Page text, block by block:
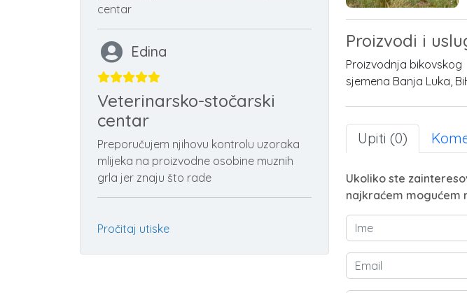
centar
Edina
Veterinarsko-stočarski
centar
Preporučujem njihovu kontrolu uzoraka
mlijeka na proizvodne osobine muznih
grla jer znaju što rade
Pročitaj utiske
Proizvodi i
Proizvodnja bikovskog
sjemena Banja Luka,
Upiti (0)
Ukoliko ste
najkraćem mogućem